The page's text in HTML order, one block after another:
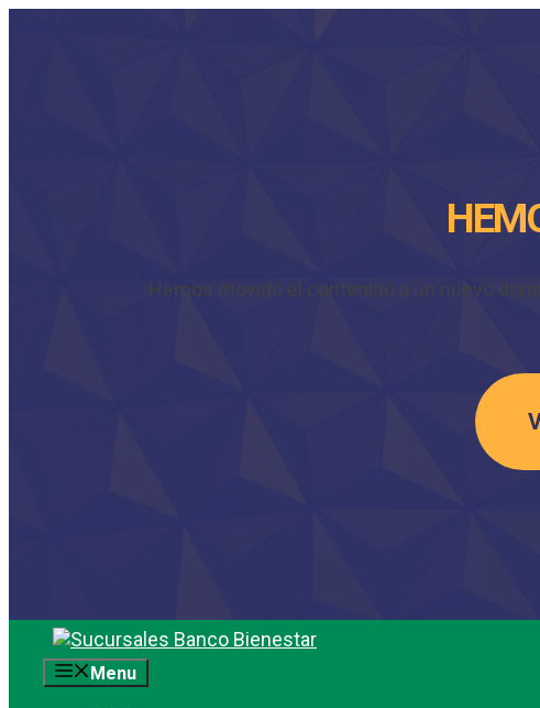
Hemos movido el contenido a un nuevo
Saltar
contenidoMenu